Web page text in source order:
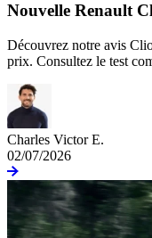
Nouvelle Renault
Découvrez notre avis
prix. Consultez le test
Charles Victor E.
02/07/2026